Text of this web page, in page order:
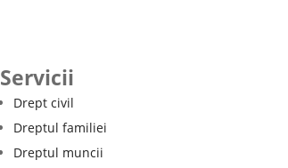
Servicii
Drept civil
Dreptul familiei
Dreptul muncii